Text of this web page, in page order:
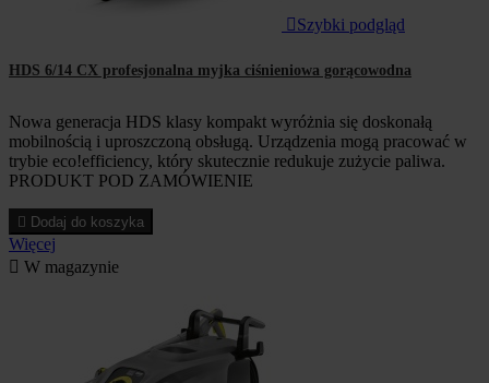
 Szybki podgląd
HDS 6/14 CX profesjonalna myjka ciśnieniowa gorącowodna
Nowa generacja HDS klasy kompakt wyróżnia się doskonałą
mobilnością i uproszczoną obsługą. Urządzenia mogą pracować w
trybie eco!efficiency, który skutecznie redukuje zużycie paliwa.
PRODUKT POD ZAMÓWIENIE
 Dodaj do koszyka
Więcej
 W magazynie